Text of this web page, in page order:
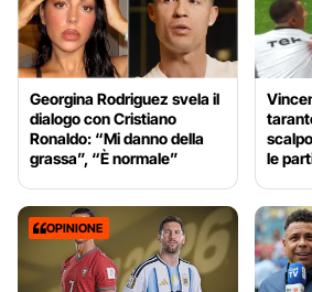
Georgina Rodriguez svela il
dialogo con Cristiano
Ronaldo: “Mi danno della
grassa”, “È normale”
le
OPINIONE